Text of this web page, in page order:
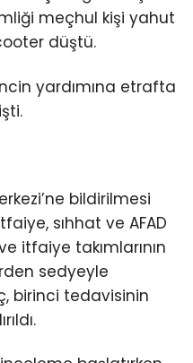
meçhul kişi yahut
düştü.
yardımına etrafta
bildirilmesi
sıhhat ve AFAD
itfaiye takımlarının
sedyeyle
birinci tedavisinin